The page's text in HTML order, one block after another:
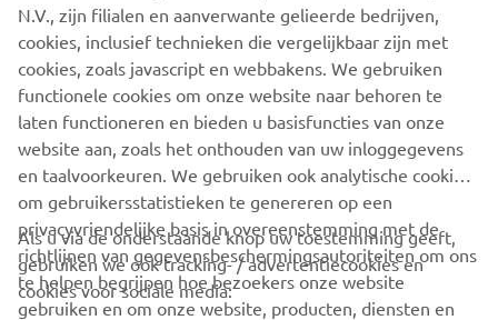
CORPORATE
N.V., zijn filialen en aanverwante gelieerde bedrijven,
cookies, inclusief technieken die vergelijkbaar zijn met
cookies, zoals javascript en webbakens. We gebruiken
functionele cookies om onze website naar behoren te
laten functioneren en bieden u basisfuncties van onze
website aan, zoals het onthouden van uw inloggegevens
en taalvoorkeuren. We gebruiken ook analytische cookies
om gebruikersstatistieken te genereren op een
privacyvriendelijke basis in overeenstemming met de
richtlijnen van gegevensbeschermingsautoriteiten om ons
te helpen begrijpen hoe bezoekers onze website
gebruiken en om onze website, producten, diensten en
Als u via de onderstaande knop uw toestemming geeft,
gebruiken we ook tracking- / advertentiecookies en
cookies voor sociale media: